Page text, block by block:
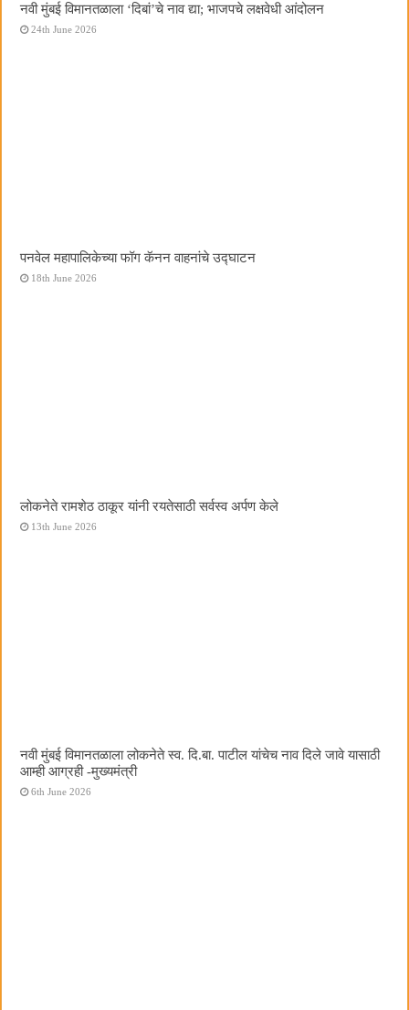
नवी मुंबई विमानतळाला ‌‘दिबां‌’चे नाव द्या; भाजपचे लक्षवेधी आंदोलन
24th June 2026
पनवेल महापालिकेच्या फॉग कॅनन वाहनांचे उद्घाटन
18th June 2026
लोकनेते रामशेठ ठाकूर यांनी रयतेसाठी सर्वस्व अर्पण केले
13th June 2026
नवी मुंबई विमानतळाला लोकनेते स्व. दि.बा. पाटील यांचेच नाव दिले जावे यासाठी
आम्ही आग्रही -मुख्यमंत्री
6th June 2026